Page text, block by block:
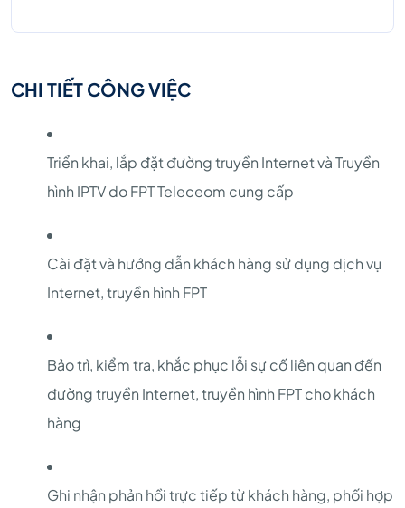
CHI TIẾT CÔNG VIỆC
Triển khai, lắp đặt đường truyền Internet và Truyền
hình IPTV do FPT Teleceom cung cấp
Cài đặt và hướng dẫn khách hàng sử dụng dịch vụ
Internet, truyền hình FPT
Bảo trì, kiểm tra, khắc phục lỗi sự cố liên quan đến
đường truyền Internet, truyền hình FPT cho khách
hàng
Ghi nhận phản hồi trực tiếp từ khách hàng, phối hợp